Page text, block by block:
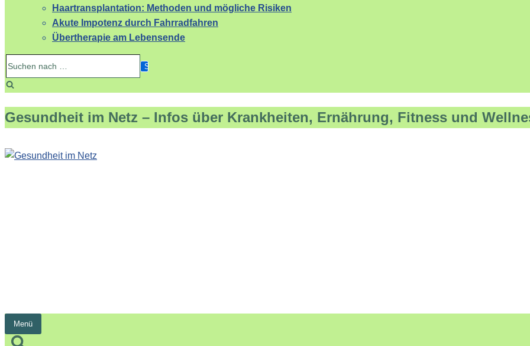
Haartransplantation: Methoden und mögliche Risiken
Akute Impotenz durch Fahrradfahren
Übertherapie am Lebensende
Suchen
nach …
Gesundheit im Netz – Infos über Krankheiten, Ernährung, Fitness und
Menü
Navigation
umschalten